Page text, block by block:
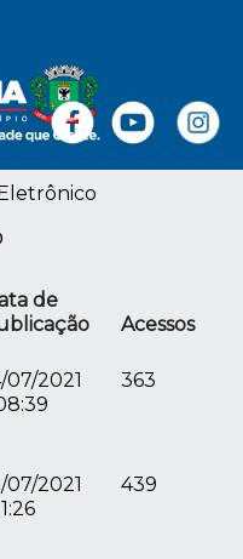
de
Acessos
07/2021
363
07/2021
439